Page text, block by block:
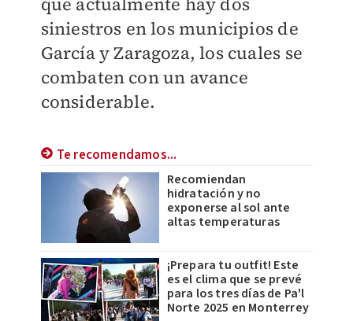
siniestros en los municipios de
García y Zaragoza, los cuales se
combaten con un avance
considerable.
Te recomendamos...
Recomiendan
hidratación y no
exponerse al sol ante
altas temperaturas
¡Prepara tu outfit! Este
es el clima que se prevé
para los tres días de Pa'l
Norte 2025 en Monterrey